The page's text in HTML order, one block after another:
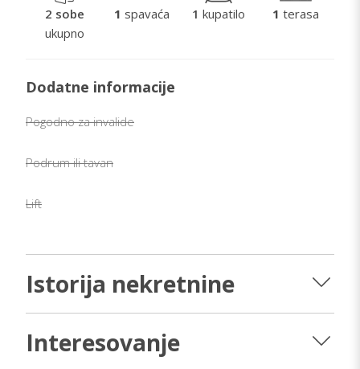
2 sobe
ukupno
1 spavaća 1 kupatilo 1 terasa
Dodatne informacije
Pogodno za invalide
Podrum ili tavan
Lift
Istorija nekretnine
Interesovanje